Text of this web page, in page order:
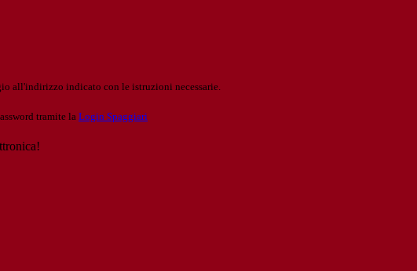
all'indirizzo indicato con le istruzioni necessarie.
tramite la Login Spaggiari